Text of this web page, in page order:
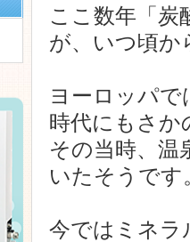
ここ数年「炭
が、いつ頃か
ヨーロッパで
時代にもさか
その当時、温
いたそうです
今ではミネラ